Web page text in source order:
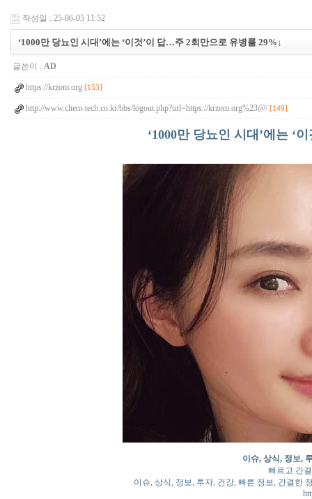
작성일 : 25-06-05 11:52
‘1000만 당뇨인 시대’에는 ‘이것’이 답…주 2회만으로 유병률 29%↓
글쓴이 : AD
https://krzom.org [153]
http://www.chem-tech.co.kr/bbs/logout.php?url=https://krzom.org%23@/ [149]
‘1000만 당뇨인 시대’에는 ‘
이슈, 상식, 정보,
빠르고 간
이슈, 상식, 정보, 투자, 건강, 빠른 정보, 간결한